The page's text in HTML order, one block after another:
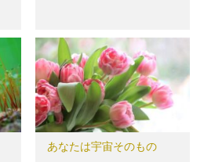
あなたは宇宙そのもの